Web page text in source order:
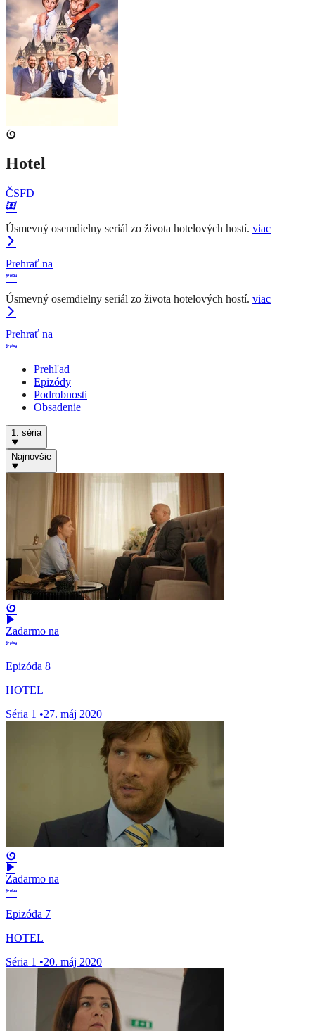
Hotel
ČSFD
Úsmevný osemdielny seriál zo života hotelových hostí. viac
Prehrať na
Úsmevný osemdielny seriál zo života hotelových hostí. viac
Prehrať na
Prehľad
Epizódy
Podrobnosti
Obsadenie
1. séria
Najnovšie
Zadarmo na
Epizóda 8
HOTEL
Séria 1 •27. máj 2020
Zadarmo na
Epizóda 7
HOTEL
Séria 1 •20. máj 2020